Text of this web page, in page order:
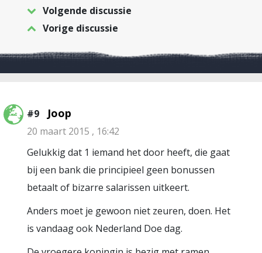
Volgende discussie
Vorige discussie
#9 Joop
20 maart 2015 , 16:42
Gelukkig dat 1 iemand het door heeft, die gaat
bij een bank die principieel geen bonussen
betaalt of bizarre salarissen uitkeert.
Anders moet je gewoon niet zeuren, doen. Het
is vandaag ook Nederland Doe dag.